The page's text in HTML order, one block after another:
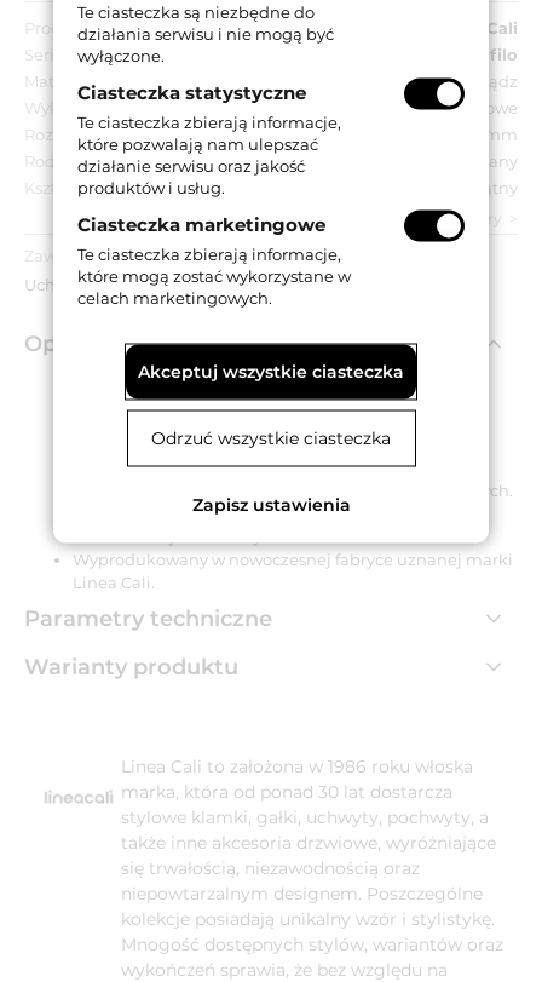
Producent:
Linea Cali
Seria:
Profilo
Materiał:
Mosiądz
Wykończenie:
CS - chromowane matowe
Rozstaw:
131 mm
Rodzaj uchwytu:
Wpuszczany
Kształt uchwytu:
Prostokątny
zobacz wszystkie parametry
Zawartość opakowania:
Uchwyt, akcesoria montażowe.
Opis produktu
Dedykowany do montażu w drzwiach drewnianych.
Odpowiedni do zastosowania w systemach drzwiowych.
Wykonany z mosiądzu i dostępny w wykończeniu
Wyprodukowany w nowoczesnej fabryce uznanej marki
Linea Cali.
Parametry techniczne
Warianty produktu
Linea Cali to założona w 1986 roku włoska
marka, która od ponad 30 lat dostarcza
stylowe klamki, gałki, uchwyty, pochwyty, a
także inne akcesoria drzwiowe, wyróżniające
się trwałością, niezawodnością oraz
niepowtarzalnym designem. Poszczególne
kolekcje posiadają unikalny wzór i stylistykę.
Mnogość dostępnych stylów, wariantów oraz
wykończeń sprawia, że bez względu na
Te ciasteczka są niezbędne do
działania serwisu i nie mogą być
wyłączone.
Ciasteczka statystyczne
Te ciasteczka zbierają informacje,
które pozwalają nam ulepszać
działanie serwisu oraz jakość
produktów i usług.
Ciasteczka marketingowe
Te ciasteczka zbierają informacje,
które mogą zostać wykorzystane w
celach marketingowych.
Akceptuj wszystkie ciasteczka
Odrzuć wszystkie ciasteczka
Zapisz ustawienia